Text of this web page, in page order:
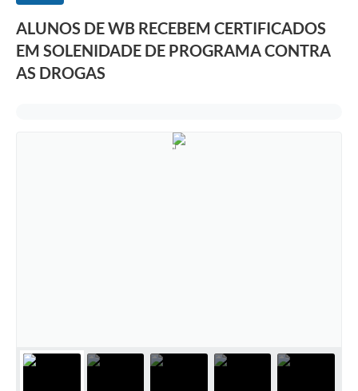
ALUNOS DE WB RECEBEM CERTIFICADOS
EM SOLENIDADE DE PROGRAMA CONTRA
AS DROGAS